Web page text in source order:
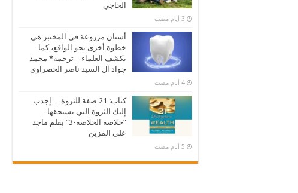
الحاجي
أسنان مزروعة في المختبر هي
خطوة أخرى نحو الواقع، كما
يكشف العلماء – ترجمة* محمد
جواد آل السيد ناصر الخضراوي
كتاب: 21 صفة للثروة… إجذب
إليك الثروة التي تستحقها –
“خلاصة الخلاصة-3” بقلم ماجد
علي المزين